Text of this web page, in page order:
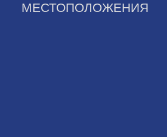
МЕСТОПОЛОЖЕНИЯ